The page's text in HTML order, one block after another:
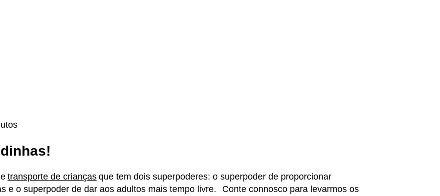
transporte de crianças que tem dois superpoderes: o superpoder de proporcionar
e o superpoder de dar aos adultos mais tempo livre. Conte connosco para levarmos os